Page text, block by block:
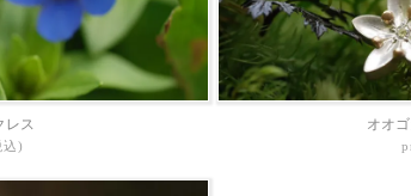
レス
)
オオ